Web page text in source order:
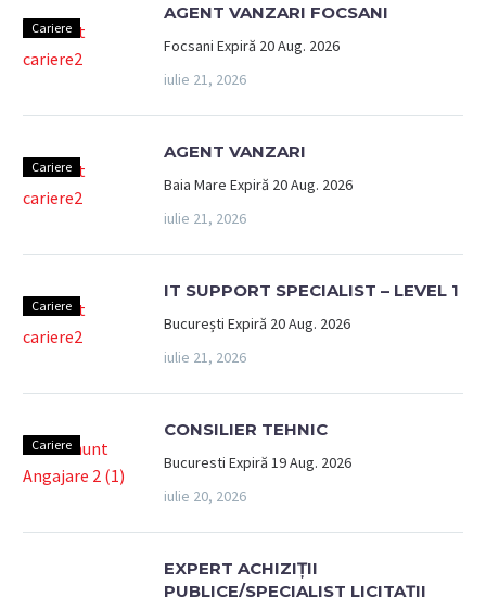
Cariere
AGENT VANZARI FOCSANI
Focsani Expiră 20 Aug. 2026
iulie 21, 2026
Cariere
AGENT VANZARI
Baia Mare Expiră 20 Aug. 2026
iulie 21, 2026
Cariere
IT SUPPORT SPECIALIST – LEVEL 1
București Expiră 20 Aug. 2026
iulie 21, 2026
Cariere
CONSILIER TEHNIC
Bucuresti Expiră 19 Aug. 2026
iulie 20, 2026
EXPERT ACHIZIȚII
PUBLICE/SPECIALIST LICITAȚII